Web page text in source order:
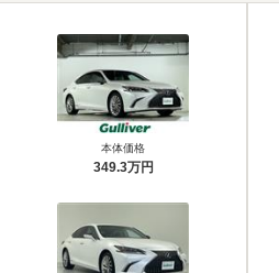
本体価格
349.3万円